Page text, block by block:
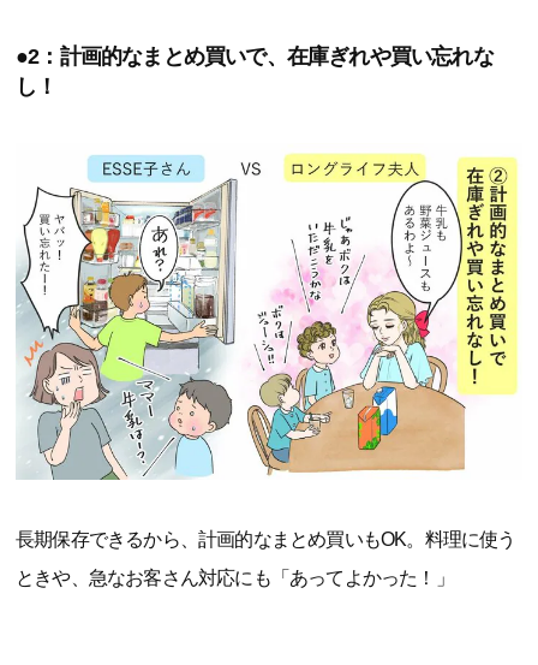
●2：計画的なまとめ買いで、在庫ぎれや買い忘れな
し！
長期保存できるから、計画的なまとめ買いもOK。料理に使う
ときや、急なお客さん対応にも「あってよかった！」